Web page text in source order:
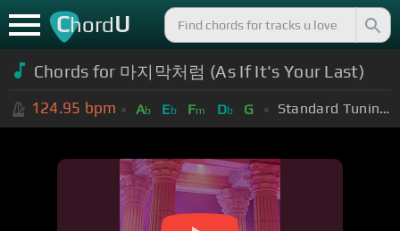
ChordU
Chords for 마지막처럼 (As If It's Your Last)
124.95 bpm Ab Eb Fm Db G Standard Tuning (EADGBE)